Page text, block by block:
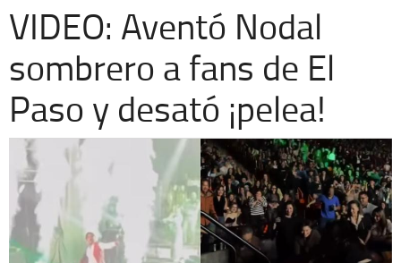
Cronos
Economía
Espectáculos
Extra +
VIDEO: Aventó Nodal
sombrero a fans de El
Paso y desató ¡pelea!